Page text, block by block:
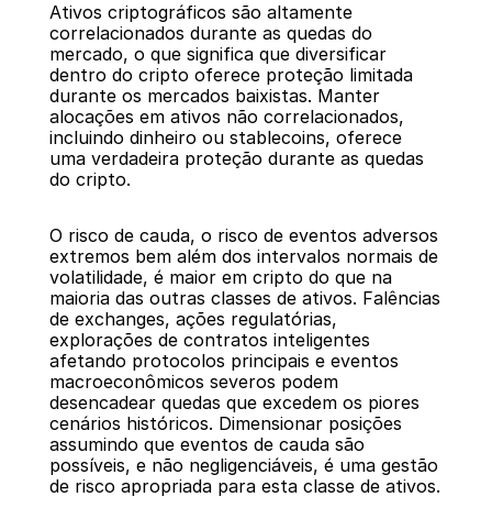
Ativos criptográficos são altamente
correlacionados durante as quedas do
mercado, o que significa que diversificar
dentro do cripto oferece proteção limitada
durante os mercados baixistas. Manter
alocações em ativos não correlacionados,
incluindo dinheiro ou stablecoins, oferece
uma verdadeira proteção durante as quedas
do cripto.
O risco de cauda, o risco de eventos adversos
extremos bem além dos intervalos normais de
volatilidade, é maior em cripto do que na
maioria das outras classes de ativos. Falências
de exchanges, ações regulatórias,
explorações de contratos inteligentes
afetando protocolos principais e eventos
macroeconômicos severos podem
desencadear quedas que excedem os piores
cenários históricos. Dimensionar posições
assumindo que eventos de cauda são
possíveis, e não negligenciáveis, é uma gestão
de risco apropriada para esta classe de ativos.